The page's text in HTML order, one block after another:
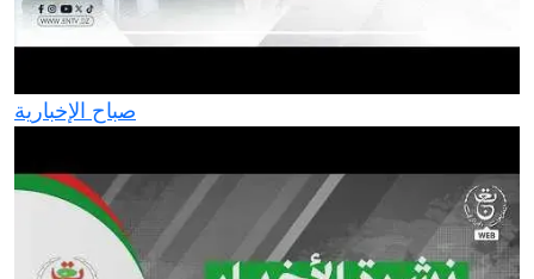
صباح الإخبارية